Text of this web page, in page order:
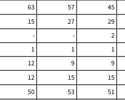
63 57 45
15 27 29
- - 2
1 1 1
12 9 9
12 15 15
50 53 51